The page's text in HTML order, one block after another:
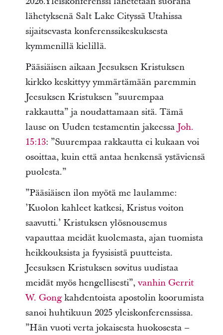
lähetyksenä Salt Lake Cityssä Utahissa
sijaitsevasta konferenssikeskuksesta
kymmenillä kielillä.
Pääsiäisen aikaan Jeesuksen Kristuksen
kirkko keskittyy ymmärtämään paremmin
Jeesuksen Kristuksen ”suurempaa
rakkautta” ja noudattamaan sitä. Tämä
lause on Uuden testamentin jakeessa Joh.
15:13: ”Suurempaa rakkautta ei kukaan voi
osoittaa, kuin että antaa henkensä ystäviensä
puolesta.”
”Pääsiäisen ilon myötä me laulamme:
’Kuolon kahleet katkesi, Kristus voiton
saavutti.’ Kristuksen ylösnousemus
vapauttaa meidät kuolemasta, ajan tuomista
heikkouksista ja fyysisistä puutteista.
Jeesuksen Kristuksen sovitus uudistaa
meidät myös hengellisesti”, vanhin Gerrit
W. Gongkahdentoista apostolin koorumista
sanoi huhtikuun 2025 yleiskonferenssissa.
”Hän vuoti verta jokaisesta huokosesta –